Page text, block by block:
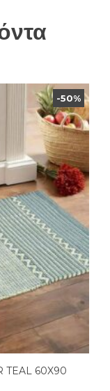
-50%
TEAL 60X90